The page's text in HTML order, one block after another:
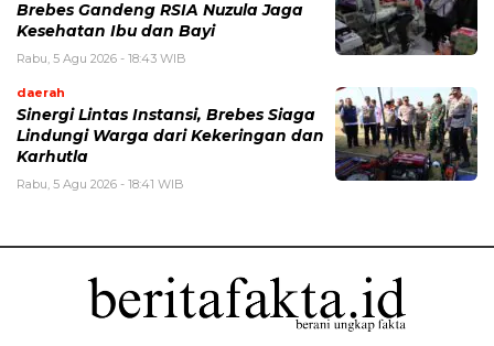
Brebes Gandeng RSIA Nuzula Jaga
Kesehatan Ibu dan Bayi
Rabu, 5 Agu 2026 - 18:43 WIB
daerah
Sinergi Lintas Instansi, Brebes Siaga
Lindungi Warga dari Kekeringan dan
Karhutla
Rabu, 5 Agu 2026 - 18:41 WIB